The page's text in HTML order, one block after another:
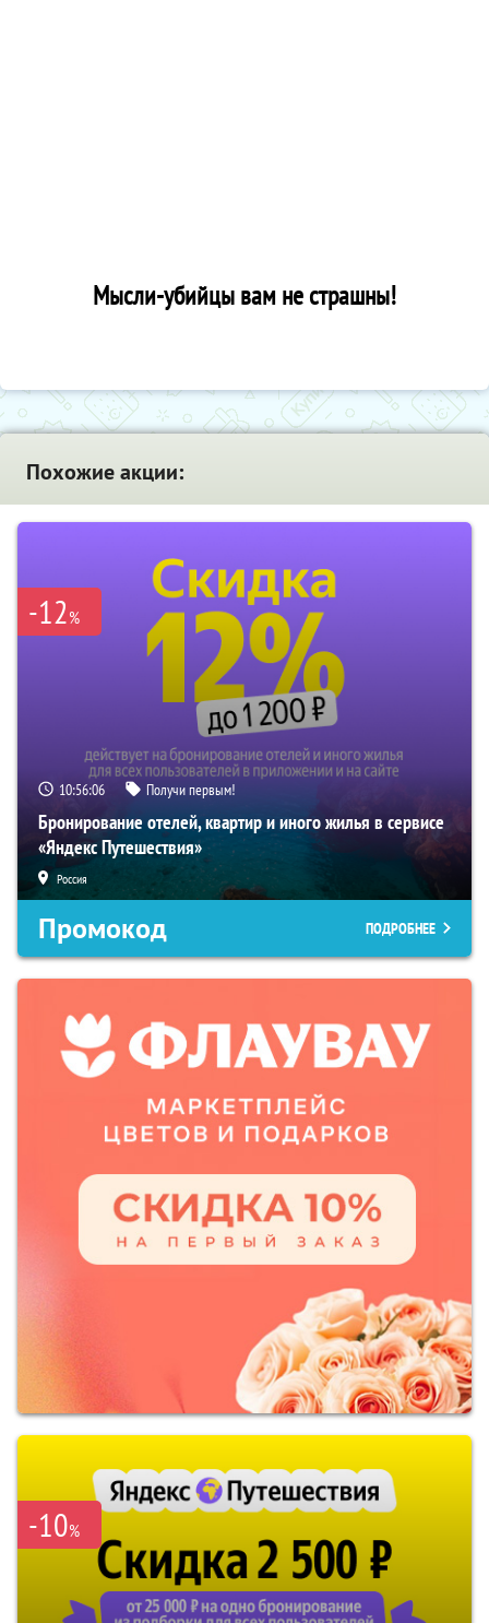
Мысли-убийцы вам не страшны!
Похожие акции:
-12%
10:56:05 Получи первым!
Бронирование отелей, квартир и иного жилья в сервисе
«Яндекс Путешествия»
Россия
Промокод ПОДРОБНЕЕ
-10%